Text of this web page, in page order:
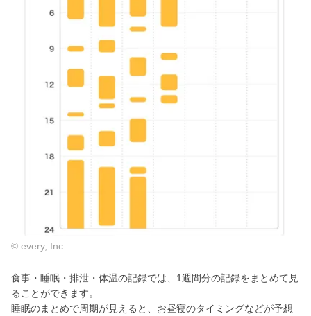
© every, Inc.
食事・睡眠・排泄・体温の記録では、1週間分の記録をまとめて見
ることができます。
睡眠のまとめで周期が見えると、お昼寝のタイミングなどが予想